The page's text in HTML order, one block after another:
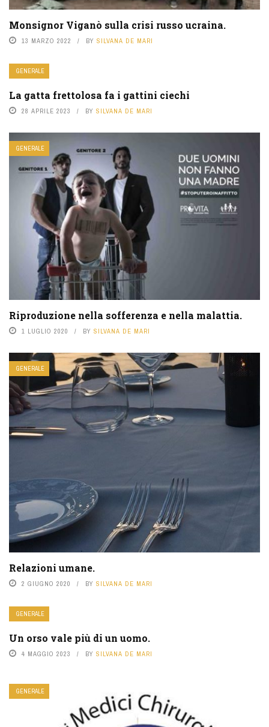
Monsignor Viganò sulla crisi russo ucraina.
13 MARZO 2022 BY SILVANA DE MARI
GENERALE
La gatta frettolosa fa i gattini ciechi
28 APRILE 2023 BY SILVANA DE MARI
GENERALE
Riproduzione nella sofferenza e nella malattia.
1 LUGLIO 2020 BY SILVANA DE MARI
GENERALE
Relazioni umane.
2 GIUGNO 2020 BY SILVANA DE MARI
GENERALE
Un orso vale più di un uomo.
4 MAGGIO 2023 BY SILVANA DE MARI
GENERALE